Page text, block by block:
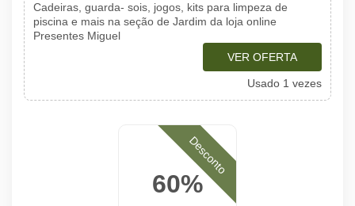
Cadeiras, guarda- sois, jogos, kits para limpeza de
piscina e mais na seção de Jardim da loja online
Presentes Miguel
VER OFERTA
Usado 1 vezes
60%
Desconto